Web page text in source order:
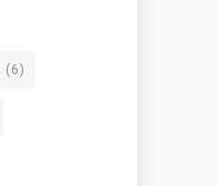
(6)